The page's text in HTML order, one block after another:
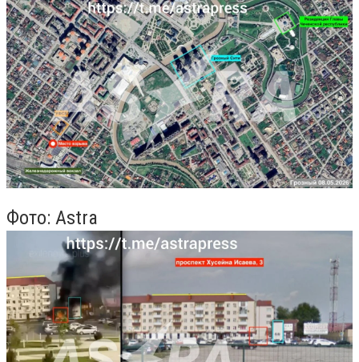
Фото: Astra